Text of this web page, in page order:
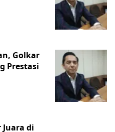
Golkar
Prestasi
Juara di